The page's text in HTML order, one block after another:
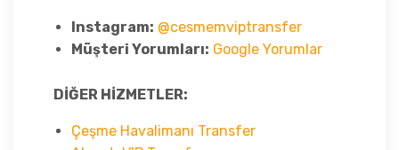
Instagram: @cesmemviptransfer
Müşteri Yorumları: Google Yorumlar
DİĞER HİZMETLER:
Çeşme Havalimanı Transfer